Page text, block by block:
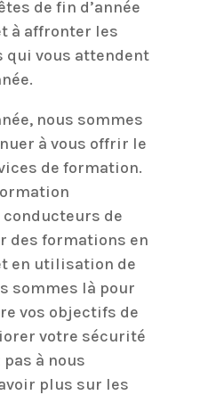
de fin d’année
à affronter les
qui vous attendent
nous sommes
à vous offrir le
de formation.
de
des formations en
en utilisation de
sommes là pour
vos objectifs de
votre sécurité
à nous
plus sur les